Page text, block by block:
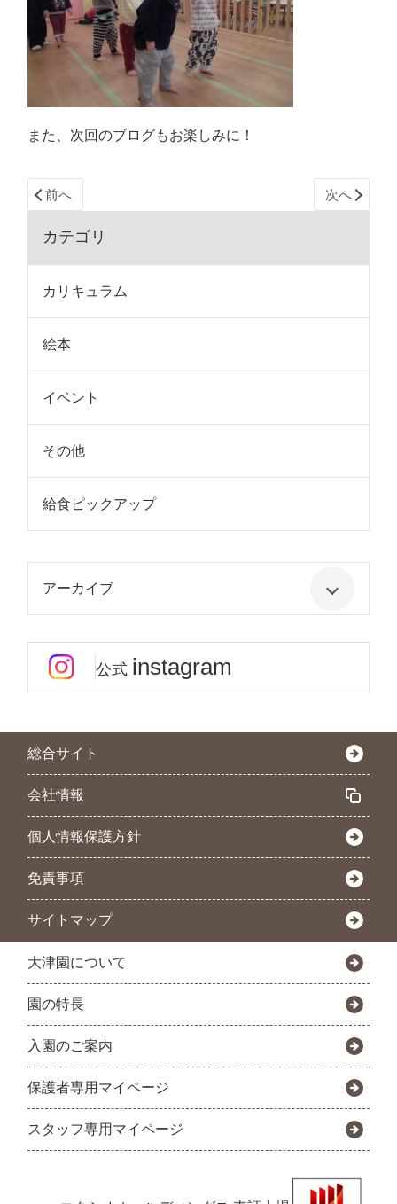
また、次回のブログもお楽しみに！
前へ 次へ
カテゴリ
カリキュラム
絵本
イベント
その他
給食ピックアップ
アーカイブ
公式 instagram
総合サイト
会社情報
個人情報保護方針
免責事項
サイトマップ
大津園について
園の特長
入園のご案内
保護者専用マイページ
スタッフ専用マイページ